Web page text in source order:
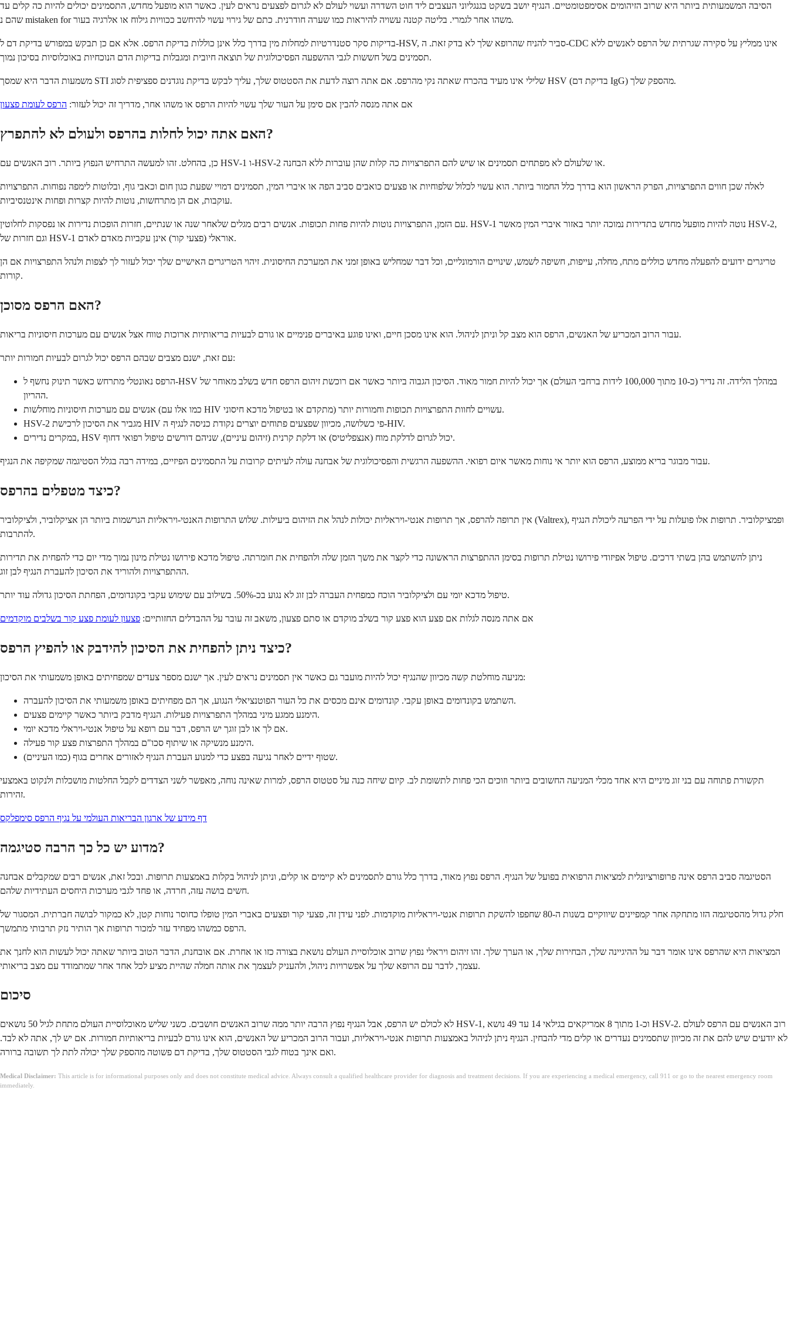
הסיבה המשמעותית ביותר היא שרוב הזיהומים אסימפטומטיים. הנגיף יושב בשקט בגנגליוני העצבים ליד חוט השדרה ועשוי לעולם לא לגרום לפצעים נראים לעין. כאשר הוא מופעל מחדש, התסמינים יכולים להיות כה קלים עד
שהם נ mistaken for משהו אחר לגמרי. בליטה קטנה עשויה להיראות כמו שערה חודרנית. כתם של גירוי עשוי להיחשב ככוויות גילוח או אלרגיה בעור.
בדיקות סקר סטנדרטיות למחלות מין בדרך כלל אינן כוללות בדיקת הרפס. אלא אם כן תבקש במפורש בדיקת דם ל-HSV, סביר להניח שהרופא שלך לא בדק זאת. ה-CDC אינו ממליץ על סקירה שגרתית של הרפס לאנשים ללא
תסמינים בשל חששות לגבי ההשפעה הפסיכולוגית של תוצאה חיובית ומגבלות בדיקות הדם הנוכחיות באוכלוסיות בסיכון נמוך.
משמעות הדבר היא שמסך STI שלילי אינו מעיד בהכרח שאתה נקי מהרפס. אם אתה רוצה לדעת את הסטטוס שלך, עליך לבקש בדיקת נוגדנים ספציפית לסוג HSV (בדיקת דם IgG) מהספק שלך.
אם אתה מנסה להבין אם סימן על העור שלך עשוי להיות הרפס או משהו אחר, מדריך זה יכול לעזור: הרפס לעומת פצעון
האם אתה יכול לחלות בהרפס ולעולם לא להתפרץ?
כן, בהחלט. זהו למעשה התרחיש הנפוץ ביותר. רוב האנשים עם HSV-1 ו-HSV-2 או שלעולם לא מפתחים תסמינים או שיש להם התפרצויות כה קלות שהן עוברות ללא הבחנה.
לאלה שכן חווים התפרצויות, הפרק הראשון הוא בדרך כלל החמור ביותר. הוא עשוי לכלול שלפוחיות או פצעים כואבים סביב הפה או איברי המין, תסמינים דמויי שפעת כגון חום וכאבי גוף, ובלוטות לימפה נפוחות. התפרצויות
עוקבות, אם הן מתרחשות, נוטות להיות קצרות ופחות אינטנסיביות.
עם הזמן, התפרצויות נוטות להיות פחות תכופות. אנשים רבים מגלים שלאחר שנה או שנתיים, חזרות הופכות נדירות או נפסקות לחלוטין. HSV-1 נוטה להיות מופעל מחדש בתדירות נמוכה יותר באזור איברי המין מאשר HSV-2,
וגם חזרות של HSV-1 אוראלי (פצעי קור) אינן עקביות מאדם לאדם.
טריגרים ידועים להפעלה מחדש כוללים מתח, מחלה, עייפות, חשיפה לשמש, שינויים הורמונליים, וכל דבר שמחליש באופן זמני את המערכת החיסונית. זיהוי הטריגרים האישיים שלך יכול לעזור לך לצפות ולנהל התפרצויות אם הן
קורות.
האם הרפס מסוכן?
עבור הרוב המכריע של האנשים, הרפס הוא מצב קל וניתן לניהול. הוא אינו מסכן חיים, ואינו פוגע באיברים פנימיים או גורם לבעיות בריאותיות ארוכות טווח אצל אנשים עם מערכות חיסוניות בריאות.
עם זאת, ישנם מצבים שבהם הרפס יכול לגרום לבעיות חמורות יותר:
הרפס נאונטלי מתרחש כאשר תינוק נחשף ל-HSV במהלך הלידה. זה נדיר (כ-10 מתוך 100,000 לידות ברחבי העולם) אך יכול להיות חמור מאוד. הסיכון הגבוה ביותר כאשר אם רוכשת זיהום הרפס חדש בשלב מאוחר של
ההריון.
אנשים עם מערכות חיסוניות מוחלשות (כמו אלו עם HIV מתקדם או בטיפול מדכא חיסוני) עשויים לחוות התפרצויות תכופות וחמורות יותר.
HSV-2 מגביר את הסיכון לרכישת HIV פי כשלושה, מכיוון שפצעים פתוחים יוצרים נקודת כניסה לנגיף ה-HIV.
במקרים נדירים, HSV יכול לגרום לדלקת מוח (אנצפליטיס) או דלקת קרנית (זיהום עיניים), שניהם דורשים טיפול רפואי דחוף.
עבור מבוגר בריא ממוצע, הרפס הוא יותר אי נוחות מאשר איום רפואי. ההשפעה הרגשית והפסיכולוגית של אבחנה עולה לעיתים קרובות על התסמינים הפיזיים, במידה רבה בגלל הסטיגמה שמקיפה את הנגיף.
כיצד מטפלים בהרפס?
אין תרופה להרפס, אך תרופות אנטי-ויראליות יכולות לנהל את הזיהום ביעילות. שלוש התרופות האנטי-ויראליות הנרשמות ביותר הן אציקלוביר, ולציקלוביר (Valtrex), ופמציקלוביר. תרופות אלו פועלות על ידי הפרעה ליכולת הנגיף
להתרבות.
ניתן להשתמש בהן בשתי דרכים. טיפול אפיזודי פירושו נטילת תרופות בסימן ההתפרצות הראשונה כדי לקצר את משך הזמן שלה ולהפחית את חומרתה. טיפול מדכא פירושו נטילת מינון נמוך מדי יום כדי להפחית את תדירות
ההתפרצויות ולהוריד את הסיכון להעברת הנגיף לבן זוג.
טיפול מדכא יומי עם ולציקלוביר הוכח כמפחית העברה לבן זוג לא נגוע בכ-50%. בשילוב עם שימוש עקבי בקונדומים, הפחתת הסיכון גדולה עוד יותר.
אם אתה מנסה לגלות אם פצע הוא פצע קור בשלב מוקדם או סתם פצעון, משאב זה עובר על ההבדלים החזותיים: פצעון לעומת פצע קור בשלבים מוקדמים
כיצד ניתן להפחית את הסיכון להידבק או להפיץ הרפס?
מניעה מוחלטת קשה מכיוון שהנגיף יכול להיות מועבר גם כאשר אין תסמינים נראים לעין. אך ישנם מספר צעדים שמפחיתים באופן משמעותי את הסיכון:
השתמש בקונדומים באופן עקבי. קונדומים אינם מכסים את כל העור הפוטנציאלי הנגוע, אך הם מפחיתים באופן משמעותי את הסיכון להעברה.
הימנע ממגע מיני במהלך התפרצויות פעילות. הנגיף מדבק ביותר כאשר קיימים פצעים.
אם לך או לבן זוגך יש הרפס, דבר עם רופא על טיפול אנטי-ויראלי מדכא יומי.
הימנע מנשיקה או שיתוף סכו"ם במהלך התפרצות פצע קור פעילה.
שטוף ידיים לאחר נגיעה בפצע כדי למנוע העברת הנגיף לאזורים אחרים בגוף (כמו העיניים).
תקשורת פתוחה עם בני זוג מיניים היא אחד מכלי המניעה החשובים ביותר וזוכים הכי פחות לתשומת לב. קיום שיחה כנה על סטטוס הרפס, למרות שאינה נוחה, מאפשר לשני הצדדים לקבל החלטות מושכלות ולנקוט באמצעי
זהירות.
דף מידע של ארגון הבריאות העולמי על נגיף הרפס סימפלקס
מדוע יש כל כך הרבה סטיגמה?
הסטיגמה סביב הרפס אינה פרופורציונלית למציאות הרפואית בפועל של הנגיף. הרפס נפוץ מאוד, בדרך כלל גורם לתסמינים לא קיימים או קלים, וניתן לניהול בקלות באמצעות תרופות. ובכל זאת, אנשים רבים שמקבלים אבחנה
חשים בושה עזה, חרדה, או פחד לגבי מערכות היחסים העתידיות שלהם.
חלק גדול מהסטיגמה הזו מתחקה אחר קמפיינים שיווקיים בשנות ה-80 שחפפו להשקת תרופות אנטי-ויראליות מוקדמות. לפני עידן זה, פצעי קור ופצעים באברי המין טופלו כחוסר נוחות קטן, לא כמקור לבושה חברתית. המסגור של
הרפס כמשהו מפחיד עזר למכור תרופות אך הותיר נזק תרבותי מתמשך.
המציאות היא שהרפס אינו אומר דבר על ההיגיינה שלך, הבחירות שלך, או הערך שלך. זהו זיהום ויראלי נפוץ שרוב אוכלוסיית העולם נושאת בצורה כזו או אחרת. אם אובחנת, הדבר הטוב ביותר שאתה יכול לעשות הוא לחנך את
עצמך, לדבר עם הרופא שלך על אפשרויות ניהול, ולהעניק לעצמך את אותה חמלה שהיית מציע לכל אחד אחר שמתמודד עם מצב בריאותי.
סיכום
לא לכולם יש הרפס, אבל הנגיף נפוץ הרבה יותר ממה שרוב האנשים חושבים. כשני שליש מאוכלוסיית העולם מתחת לגיל 50 נושאים HSV-1, וכ-1 מתוך 8 אמריקאים בגילאי 14 עד 49 נושא HSV-2. רוב האנשים עם הרפס לעולם
לא יודעים שיש להם את זה מכיוון שתסמינים נעדרים או קלים מדי להבחין. הנגיף ניתן לניהול באמצעות תרופות אנטי-ויראליות, ועבור הרוב המכריע של האנשים, הוא אינו גורם לבעיות בריאותיות חמורות. אם יש לך, אתה לא לבד.
ואם אינך בטוח לגבי הסטטוס שלך, בדיקת דם פשוטה מהספק שלך יכולה לתת לך תשובה ברורה.
Medical Disclaimer: This article is for informational purposes only and does not constitute medical advice. Always consult a qualified healthcare provider for diagnosis and treatment decisions. If you are experiencing a medical emergency, call 911 or go to the nearest emergency room
immediately.